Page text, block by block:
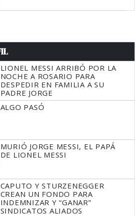
LIONEL MESSI ARRIBÓ POR LA
NOCHE A ROSARIO PARA
DESPEDIR EN FAMILIA A SU
PADRE JORGE
ALGO PASÓ
MURIÓ JORGE MESSI, EL PAPÁ
DE LIONEL MESSI
CAPUTO Y STURZENEGGER
CREAN UN FONDO PARA
INDEMNIZAR Y “GANAR”
SINDICATOS ALIADOS